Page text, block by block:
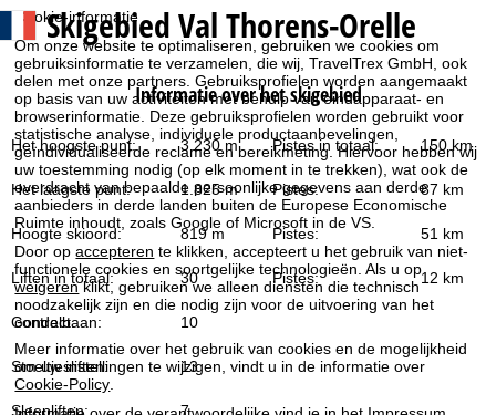
Cookie-informatie
Om onze website te optimaliseren, gebruiken we cookies om
gebruiksinformatie te verzamelen, die wij, TravelTrex GmbH, ook
delen met onze partners. Gebruiksprofielen worden aangemaakt
op basis van uw activiteiten met behulp van eindapparaat- en
browserinformatie. Deze gebruiksprofielen worden gebruikt voor
statistische analyse, individuele productaanbevelingen,
geïndividualiseerde reclame en bereikmeting. Hiervoor hebben wij
uw toestemming nodig (op elk moment in te trekken), wat ook de
overdracht van bepaalde persoonlijke gegevens aan derde
aanbieders in derde landen buiten de Europese Economische
Ruimte inhoudt, zoals Google of Microsoft in de VS.
Door opaccepteren te klikken, accepteert u het gebruik van niet-
functionele cookies en soortgelijke technologieën. Als u op
weigerenklikt, gebruiken we alleen diensten die technisch
noodzakelijk zijn en die nodig zijn voor de uitvoering van het
contract.
Meer informatie over het gebruik van cookies en de mogelijkheid
om uw instellingen te wijzigen, vindt u in de informatie over
Cookie-Policy
t
a
r
t
p
a
g
n
SkigebiedVal Thorens-Orelle
Informatie over het skigebied
Het hoogste punt: 3.230 m Pistes in totaal: 150 km
Het laagste punt: 1.825 m Pistes: 87 km
Hoogte skioord: 819 m Pistes: 51 km
Liften in totaal: 30 Pistes: 12 km
Gondelbaan: 10
Stoeltjesliften: 13
Sleepliften: 7